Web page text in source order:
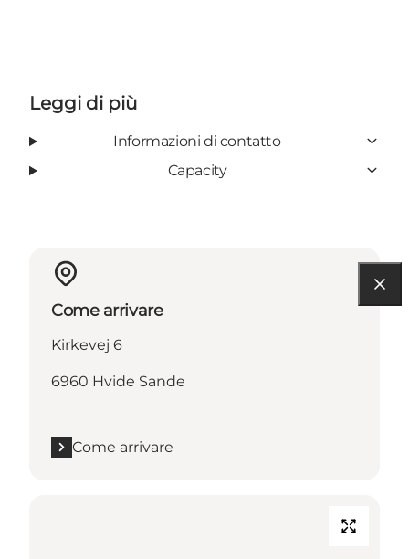
Leggi di più
Informazioni di contatto
Capacity
Come arrivare
Kirkevej 6
6960 Hvide Sande
Come arrivare